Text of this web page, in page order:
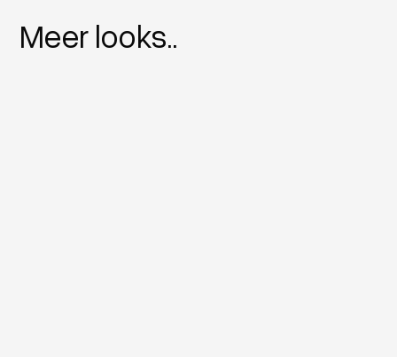
Meer looks..